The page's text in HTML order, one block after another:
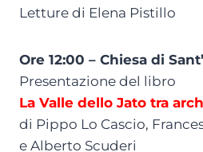
Letture di Elena Pistillo
Ore 12:00 – Chiesa di
Presentazione del libro
La Valle dello Jato tra
di Pippo Lo Cascio,
e Alberto Scuderi